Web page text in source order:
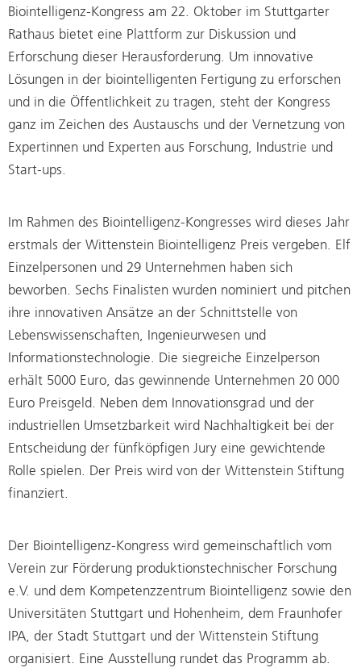
Biointelligenz-Kongress am 22. Oktober im Stuttgarter
Rathaus bietet eine Plattform zur Diskussion und
Erforschung dieser Herausforderung. Um innovative
Lösungen in der biointelligenten Fertigung zu erforschen
und in die Öffentlichkeit zu tragen, steht der Kongress
ganz im Zeichen des Austauschs und der Vernetzung von
Expertinnen und Experten aus Forschung, Industrie und
Start-ups.
Im Rahmen des Biointelligenz-Kongresses wird dieses Jahr
erstmals der Wittenstein Biointelligenz Preis vergeben. Elf
Einzelpersonen und 29 Unternehmen haben sich
beworben. Sechs Finalisten wurden nominiert und pitchen
ihre innovativen Ansätze an der Schnittstelle von
Lebenswissenschaften, Ingenieurwesen und
Informationstechnologie. Die siegreiche Einzelperson
erhält 5000 Euro, das gewinnende Unternehmen 20 000
Euro Preisgeld. Neben dem Innovationsgrad und der
industriellen Umsetzbarkeit wird Nachhaltigkeit bei der
Entscheidung der fünfköpfigen Jury eine gewichtende
Rolle spielen. Der Preis wird von der Wittenstein Stiftung
finanziert.
Der Biointelligenz-Kongress wird gemeinschaftlich vom
Verein zur Förderung produktionstechnischer Forschung
e.V. und dem Kompetenzzentrum Biointelligenz sowie den
Universitäten Stuttgart und Hohenheim, dem Fraunhofer
IPA, der Stadt Stuttgart und der Wittenstein Stiftung
organisiert. Eine Ausstellung rundet das Programm ab.